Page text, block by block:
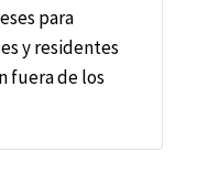
para
y residentes
fuera de los